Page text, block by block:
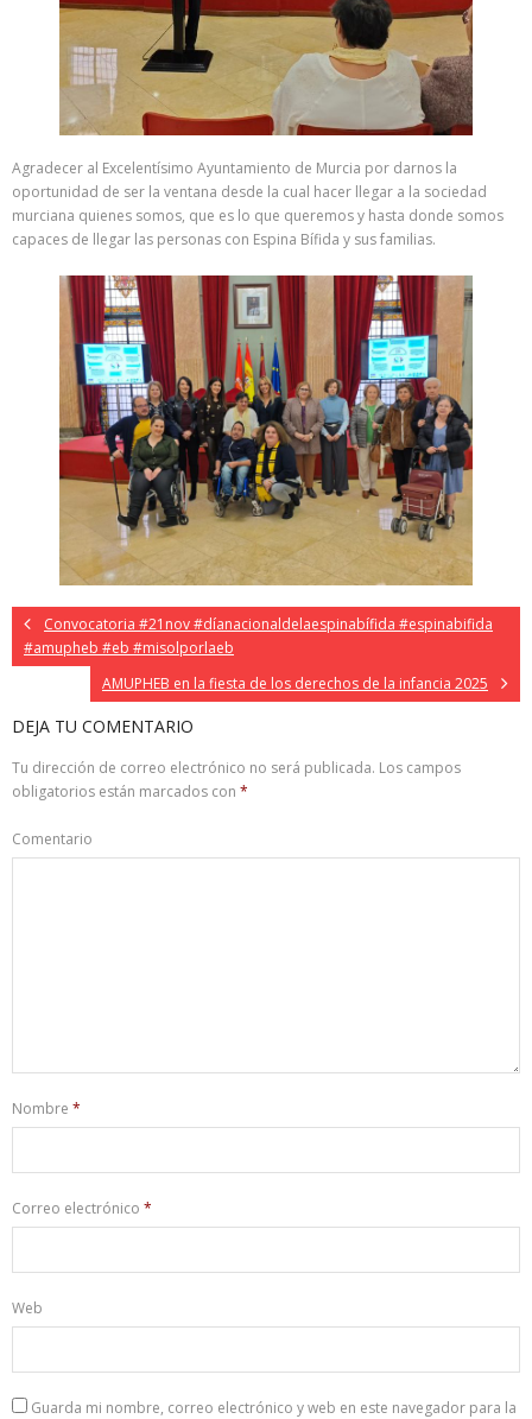
Agradecer al Excelentísimo Ayuntamiento de Murcia por darnos la
oportunidad de ser la ventana desde la cual hacer llegar a la sociedad
murciana quienes somos, que es lo que queremos y hasta donde somos
capaces de llegar las personas con Espina Bífida y sus familias.
Convocatoria #21nov #díanacionaldelaespinabífida #espinabifida
#amupheb #eb #misolporlaeb
AMUPHEB en la fiesta de los derechos de la infancia 2025
DEJA TU COMENTARIO
Tu dirección de correo electrónico no será publicada. Los campos
obligatorios están marcados con *
Comentario
Nombre *
Correo electrónico *
Web
Guarda mi nombre, correo electrónico y web en este navegador para la